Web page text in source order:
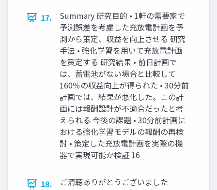
17.
Summary 研究目的 • 1軒の需要家で
予測誤差を考慮した充放電計画を予
測から策定、収益を向上させる 研究
手法 • 強化学習を用いて充放電計画
を策定する 研究結果 • 前日計画で
は、蓄電池がない場合と比較して
160％の収益向上が得られた • 30分前
計画では、結果が悪化した。この計
画には報酬設計が不適合だったと考
えられる 今後の課題 • 30分前計画に
おける強化学習モデルの報酬の再検
討 • 策定した充放電計画を実際の機
器で実現可能か検証 16
18. ご清聴ありがとうございました